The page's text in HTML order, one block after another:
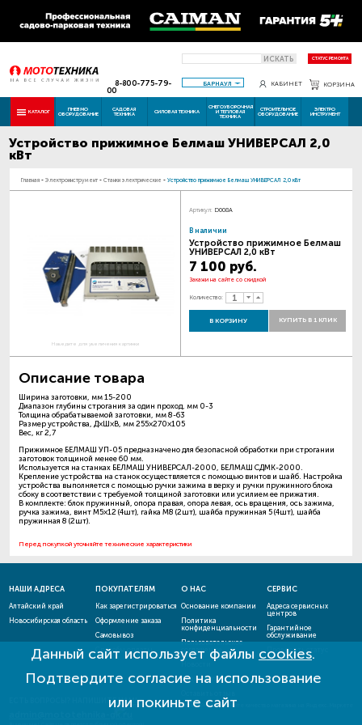
ИСКАТЬ СТАТУС РЕМОНТА
8-800-775-79-
00
БАРНАУЛ КАБИНЕТ КОРЗИНА
КАТАЛОГ ПНЕВМО
ОБОРУДОВАНИЕ
САДОВАЯ
ТЕХНИКА СИЛОВАЯ ТЕХНИКА
СНЕГОУБОРОЧНАЯ
И ТЕПЛОВАЯ
ТЕХНИКА
СТРОИТЕЛЬНОЕ
ОБОРУДОВАНИЕ
ЭЛЕКТРО
ИНСТРУМЕНТ
Устройство прижимное Белмаш УНИВЕРСАЛ 2,0
кВт
Главная - Электроинструмент - Станки электрические - Устройство прижимное Белмаш УНИВЕРСАЛ 2,0 кВт
Наведите для увеличения картинки
Артикул: D008A
В наличии
Устройство прижимное Белмаш
УНИВЕРСАЛ 2,0 кВт
7 100 руб.
Закажи на сайте со скидкой
Количество:
В КОРЗИНУ КУПИТЬ В 1 КЛИК
Описание товара
Ширина заготовки, мм 15-200
Диапазон глубины строгания за один проход, мм 0-3
Толщина обрабатываемой заготовки, мм 8-63
Размер устройства, Д×Ш×В, мм 255×270×105
Вес, кг 2,7
Прижимное БЕЛМАШ УП-05 предназначено для безопасной обработки при строгании
заготовок толщиной менее 60 мм.
Используется на станках БЕЛМАШ УНИВЕРСАЛ-2000, БЕЛМАШ СДМК-2000.
Крепление устройства на станок осуществляется с помощью винтов и шайб. Настройка
устройства выполняется с помощью ручки зажима в верху и ручки пружинного блока
сбоку в соответствии с требуемой толщиной заготовки или усилием ее прижатия.
В комплекте: блок пружинный, опора правая, опора левая, ось вращения, ось зажима,
ручка зажима, винт М5×12 (4шт), гайка М8 (2шт), шайба пружинная 5 (4шт), шайба
пружинная 8 (2шт).
Перед покупкой уточняйте технические характеристики
Данный сайт использует файлы cookies.
Подтвердите согласие на использование
или покиньте сайт
НАШИ АДРЕСА
Алтайский край
Новосибирская область
ПОКУПАТЕЛЯМ
Как зарегистрироваться
Оформление заказа
Самовывоз
Способы оплаты
О НАС
Основание компании
Политика
конфиденциальности
Пользовательское
соглашение
Акции и скидки
СЕРВИС
Адреса сервисных
центров
Гарантийное
обслуживание
Проверить статус
ремонта
ЕСТЬ ВОПРОСЫ? НАПИШИТЕ НАМ!